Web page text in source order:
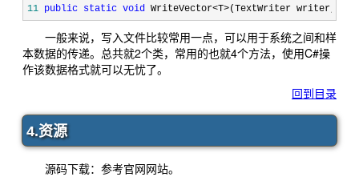
11 public static void WriteVector<T>(TextWriter writer,
一般来说，写入文件比较常用一点，可以用于系统之间和样
本数据的传递。总共就2个类，常用的也就4个方法，使用C#操
作该数据格式就可以无忧了。
回到目录
4.资源
源码下载：参考官网网站。